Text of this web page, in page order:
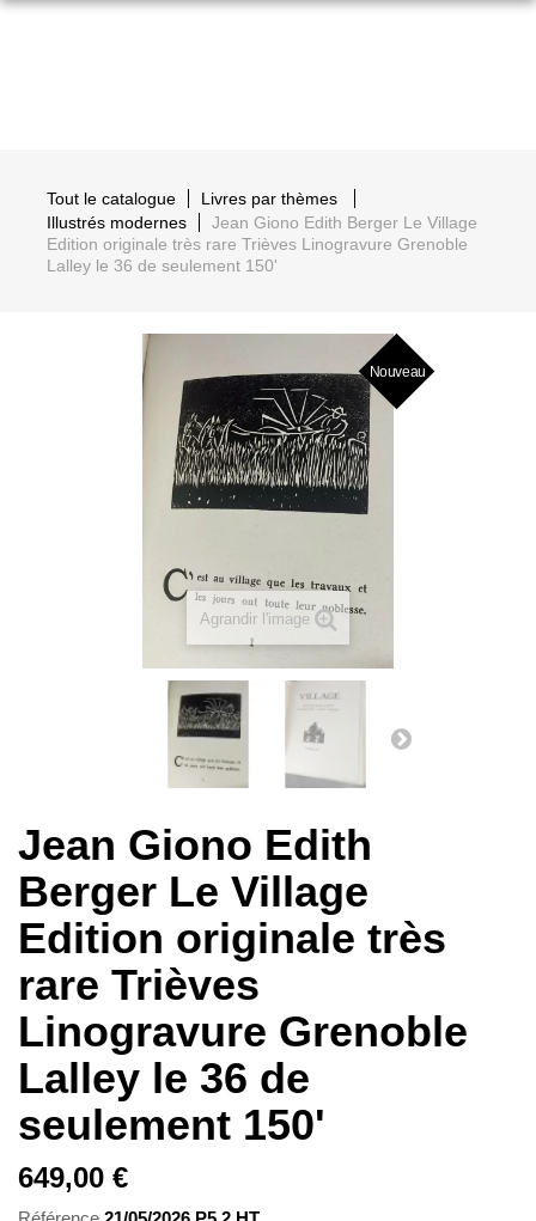
Tout le catalogue
Livres par thèmes
Illustrés modernes
Jean Giono Edith Berger Le Village
Edition originale très rare Trièves Linogravure Grenoble
Lalley le 36 de seulement 150'
Nouveau
Agrandir l'image
Jean Giono Edith
Berger Le Village
Edition originale très
rare Trièves
Linogravure Grenoble
Lalley le 36 de
seulement 150'
649,00 €